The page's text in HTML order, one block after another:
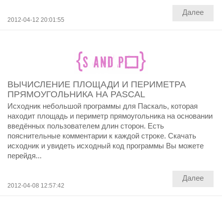
2012-04-12 20:01:55
Далее
ВЫЧИСЛЕНИЕ ПЛОЩАДИ И ПЕРИМЕТРА
ПРЯМОУГОЛЬНИКА НА PASCAL
Исходник небольшой программы для Паскаль, которая
находит площадь и периметр прямоугольника на основании
введённых пользователем длин сторон. Есть
пояснительные комментарии к каждой строке. Скачать
исходник и увидеть исходный код программы Вы можете
перейдя...
2012-04-08 12:57:42
Далее